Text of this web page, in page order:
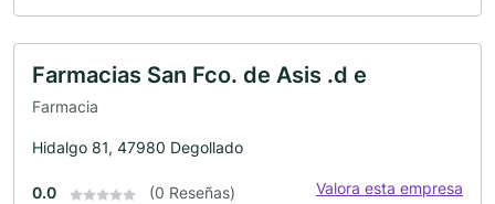
Farmacias San Fco. de Asis .d e
Farmacia
Hidalgo 81, 47980 Degollado
0.0 (0 Reseñas) Valora esta empresa